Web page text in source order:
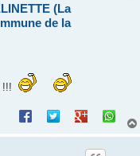
(La
de la
!!!